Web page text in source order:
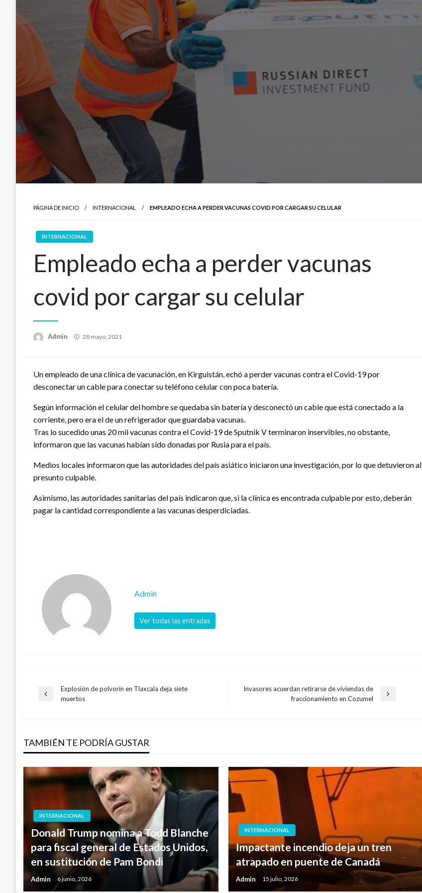
PÁGINA DE INICIO INTERNACIONAL EMPLEADO ECHA A PERDER VACUNAS COVID POR CARGAR SU CELULAR
INTERNACIONAL
Empleado echa a perder vacunas
covid por cargar su celular
Admin
Publicado
28 mayo, 2021
Un empleado de una clínica de vacunación, en Kirguistán, echó a perder vacunas contra el Covid-19 por
desconectar un cable para conectar su teléfono celular con poca batería.
Según información el celular del hombre se quedaba sin batería y desconectó un cable que está conectado a la
corriente, pero era el de un refrigerador que guardaba vacunas.
Tras lo sucedido unas 20 mil vacunas contra el Covid-19 de Sputnik V terminaron inservibles, no obstante,
informaron que las vacunas habían sido donadas por Rusia para el país.
Medios locales informaron que las autoridades del país asiático iniciaron una investigación, por lo que detuvieron al
presunto culpable.
Asimismo, las autoridades sanitarias del país indicaron que, si la clínica es encontrada culpable por esto, deberán
pagar la cantidad correspondiente a las vacunas desperdiciadas.
Admin
Ver todas las entradas
Navegación
entradas
Entrada
Explosión de polvorín en Tlaxcala deja siete
muertos
Invasores acuerdan retirarse de viviendas de
fraccionamiento en Cozumel
TAMBIÉN TE PODRÍA GUSTAR
INTERNACIONAL
Donald Trump nomina a Todd Blanche
para fiscal general de Estados Unidos,
en sustitución de Pam Bondi
Admin 6 junio, 2026
INTERNACIONAL
Impactante incendio deja un tren
atrapado en puente de Canadá
Admin 15 julio, 2026